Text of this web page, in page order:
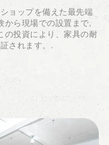
ョップを備えた最先端
から現場での設置まで,
の投資により、家具の耐
されます。.